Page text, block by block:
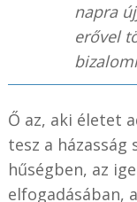
napra
erővel
Ő az, aki életet
tesz a
hűségben, az
elfogadásában,